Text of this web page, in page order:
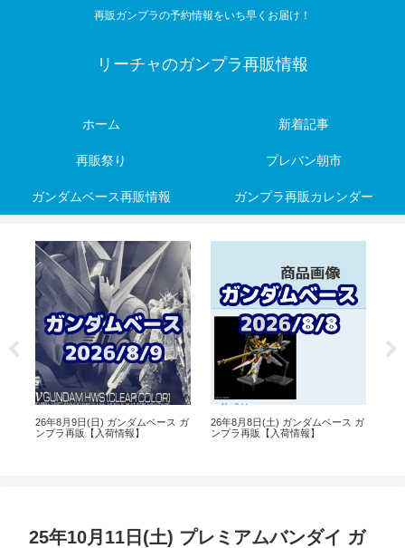
再販ガンプラの予約情報をいち早くお届け！
リーチャのガンプラ再販情報
ホーム 新着記事
再販祭り プレバン朝市
ガンダムベース再販情報 ガンプラ再販カレンダー
26年8月9日(日) ガンダムベース ガ
ンプラ再販【入荷情報】
26年8月8日(土) ガンダムベース ガ
ンプラ再販【入荷情報】
25年10月11日(土) プレミアムバンダイ ガ